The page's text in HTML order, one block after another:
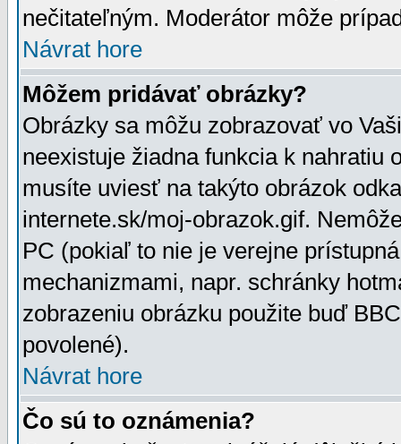
nečitateľným. Moderátor môže
Návrat hore
Môžem pridávať obrázky?
Obrázky sa môžu zobrazovať vo
neexistuje žiadna funkcia k nahratiu
musíte uviesť na takýto obrázok
internete.sk/moj-obrazok.gif.
PC (pokiaľ to nie je verejne
mechanizmami, napr. schránky
zobrazeniu obrázku použite buď
povolené).
Návrat hore
Čo sú to oznámenia?